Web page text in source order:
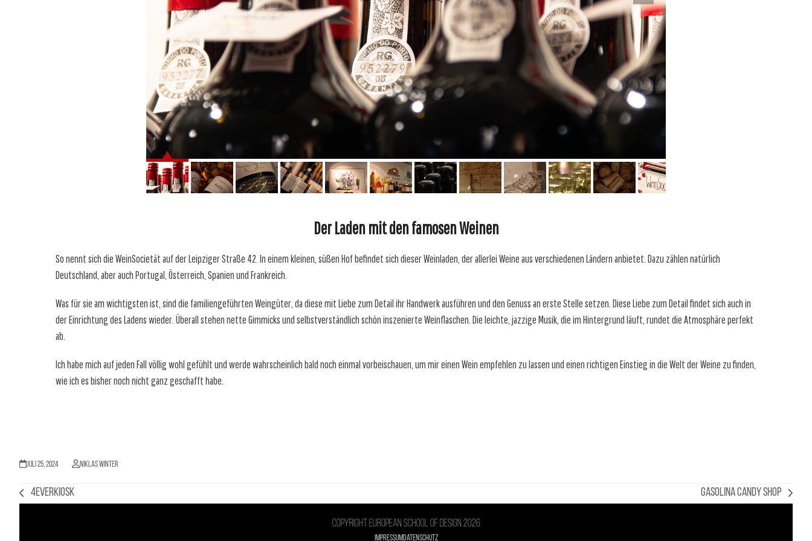
Der Laden mit den famosen Weinen
So nennt sich die WeinSocietät auf der Leipziger Straße 42. In einem kleinen, süßen Hof befindet sich dieser Weinladen, der allerlei Weine aus verschiedenen Ländern anbietet. Dazu zählen natürlich
Deutschland, aber auch Portugal, Österreich, Spanien und Frankreich.
Was für sie am wichtigsten ist, sind die familiengeführten Weingüter, da diese mit Liebe zum Detail ihr Handwerk ausführen und den Genuss an erste Stelle setzen. Diese Liebe zum Detail findet sich auch in
der Einrichtung des Ladens wieder. Überall stehen nette Gimmicks und selbstverständlich schön inszenierte Weinflaschen. Die leichte, jazzige Musik, die im Hintergrund läuft, rundet die Atmosphäre perfekt
ab.
Ich habe mich auf jeden Fall völlig wohl gefühlt und werde wahrscheinlich bald noch einmal vorbeischauen, um mir einen Wein empfehlen zu lassen und einen richtigen Einstieg in die Welt der Weine zu finden,
wie ich es bisher noch nicht ganz geschafft habe.
Juli 25, 2024 Niklas Winter
vorheriger
4everkiosk
Nächster
Gasolina Candy Shop
Copyright European school of design 2026
ImpressumDatenschutz